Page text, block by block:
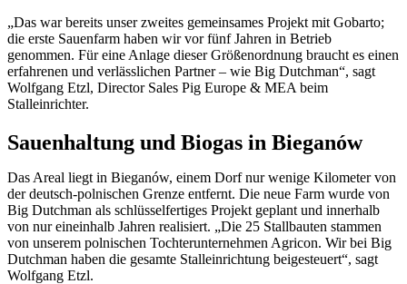
„Das war bereits unser zweites gemeinsames Projekt mit Gobarto;
die erste Sauenfarm haben wir vor fünf Jahren in Betrieb
genommen. Für eine Anlage dieser Größenordnung braucht es einen
erfahrenen und verlässlichen Partner – wie Big Dutchman“, sagt
Wolfgang Etzl, Director Sales Pig Europe & MEA beim
Stalleinrichter.
Sauenhaltung und Biogas in Bieganów
Das Areal liegt in Bieganów, einem Dorf nur wenige Kilometer von
der deutsch-polnischen Grenze entfernt. Die neue Farm wurde von
Big Dutchman als schlüsselfertiges Projekt geplant und innerhalb
von nur eineinhalb Jahren realisiert. „Die 25 Stallbauten stammen
von unserem polnischen Tochterunternehmen Agricon. Wir bei Big
Dutchman haben die gesamte Stalleinrichtung beigesteuert“, sagt
Wolfgang Etzl.